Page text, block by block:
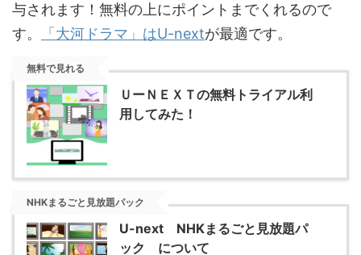
与されます！無料の上にポイントまでくれるので
す。
「大河ドラマ」はU-nextが最適です。
無料で見れる
ＵーＮＥＸＴの無料トライアル利
用してみた！
NHKまるごと見放題パック
U-next NHKまるごと見放題パ
ック について